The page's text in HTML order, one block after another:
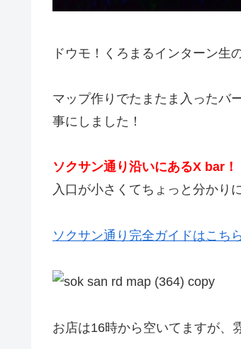
ドウモ！くろまるインターン生
マップ作りでたまたま入ったバ
事にしました！
ソクサン通り沿いにあるX bar！
入口が小さくてちょっと分かり
ソクサン通り完全ガイドはこち
お店は16時から空いてますが、